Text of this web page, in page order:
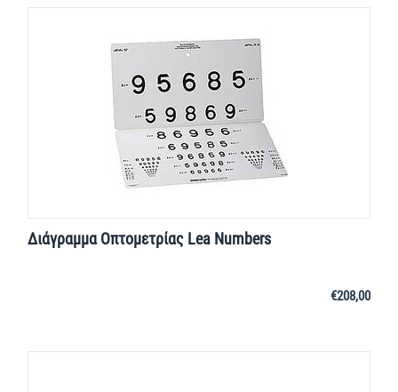
Διάγραμμα Οπτομετρίας Lea Numbers
€208,00